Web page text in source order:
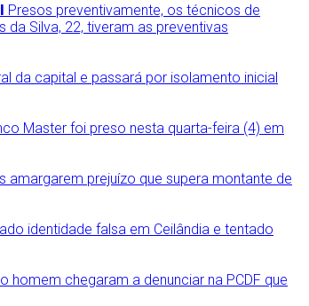
Presos preventivamente, os técnicos de
da Silva, 22, tiveram as preventivas
da capital e passará por isolamento inicial
Master foi preso nesta quarta-feira (4) em
amargarem prejuízo que supera montante de
identidade falsa em Ceilândia e tentado
homem chegaram a denunciar na PCDF que